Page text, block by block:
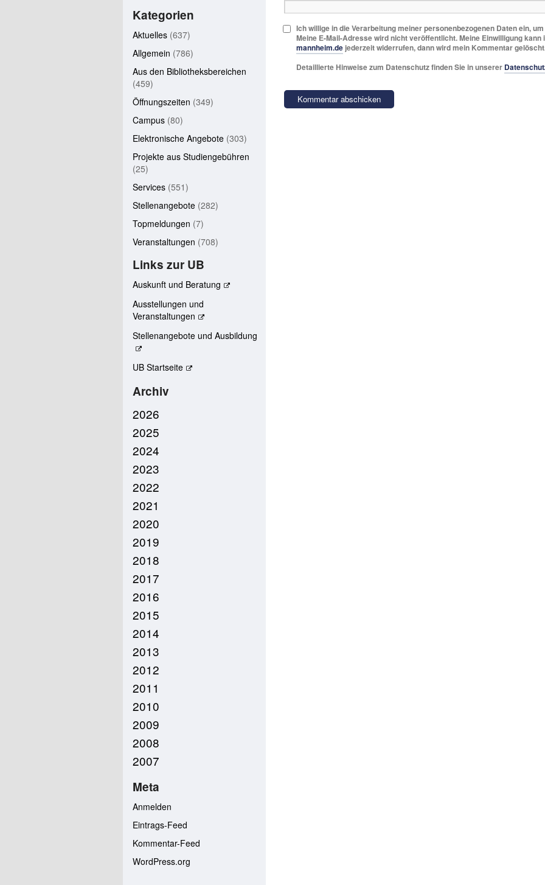
Ich willige in die Verarbeitung meiner personenbezogenen Daten ein,
Meine E-Mail-Adresse wird nicht veröffentlicht. Meine Einwilligung kann
mannheim.de jederzeit widerrufen, dann wird mein Kommentar
Detaillierte Hinweise zum Datenschutz finden Sie in unserer
Kategorien
Aktuelles (637)
Allgemein (786)
Aus den Bibliotheksbereichen
(459)
Öffnungszeiten (349)
Campus (80)
Elektronische Angebote (303)
Projekte aus Studiengebühren
(25)
Services (551)
Stellenangebote (282)
Topmeldungen (7)
Veranstaltungen (708)
Links zur UB
Auskunft und Beratung
Ausstellungen und
Veranstaltungen
Stellenangebote und Ausbildung
UB Startseite
Archiv
2026
2025
2024
2023
2022
2021
2020
2019
2018
2017
2016
2015
2014
2013
2012
2011
2010
2009
2008
2007
Meta
Anmelden
Eintrags-Feed
Kommentar-Feed
WordPress.org